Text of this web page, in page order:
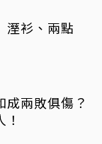
溼衫、兩點
成兩敗俱傷？